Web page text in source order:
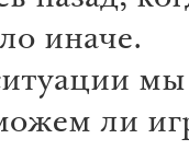
иначе.
мы
ли